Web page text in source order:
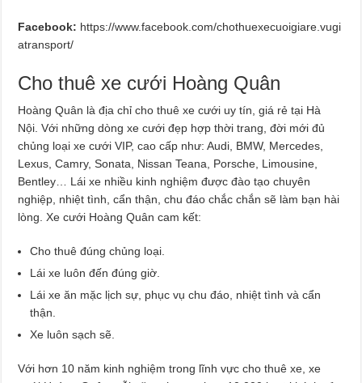
Facebook: https://www.facebook.com/chothuexecuoigiare.vugi
atransport/
Cho thuê xe cưới Hoàng Quân
Hoàng Quân là địa chỉ cho thuê xe cưới uy tín, giá rẻ tại Hà
Nội. Với những dòng xe cưới đẹp hợp thời trang, đời mới đủ
chủng loại xe cưới VIP, cao cấp như: Audi, BMW, Mercedes,
Lexus, Camry, Sonata, Nissan Teana, Porsche, Limousine,
Bentley… Lái xe nhiều kinh nghiệm được đào tạo chuyên
nghiệp, nhiệt tình, cẩn thận, chu đáo chắc chắn sẽ làm bạn hài
lòng. Xe cưới Hoàng Quân cam kết:
Cho thuê đúng chủng loại.
Lái xe luôn đến đúng giờ.
Lái xe ăn mặc lịch sự, phục vụ chu đáo, nhiệt tình và cẩn
thận.
Xe luôn sạch sẽ.
Với hơn 10 năm kinh nghiệm trong lĩnh vực cho thuê xe, xe